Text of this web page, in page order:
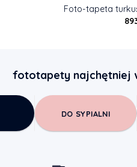
Foto-tapeta
fototapety najchętniej
DO SYPIALNI